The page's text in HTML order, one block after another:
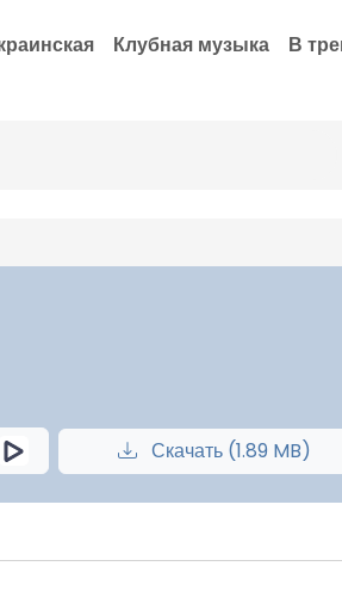
Клубная музыка В
Скачать (1.89 MB)